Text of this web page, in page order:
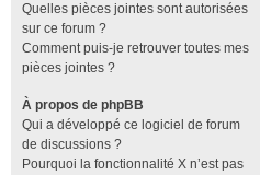
Quelles pièces jointes sont autorisées
sur ce forum ?
Comment puis-je retrouver toutes mes
pièces jointes ?
À propos de phpBB
Qui a développé ce logiciel de forum
de discussions ?
Pourquoi la fonctionnalité X n’est pas